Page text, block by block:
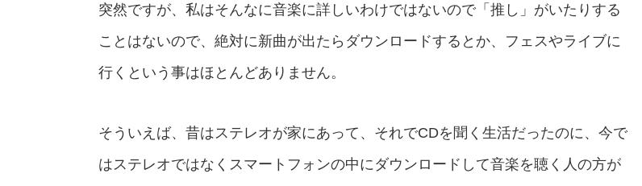
突然ですが、私はそんなに音楽に詳しいわけではないので「推し」がいたりする
ことはないので、絶対に新曲が出たらダウンロードするとか、フェスやライブに
行くという事はほとんどありません。
そういえば、昔はステレオが家にあって、それでCDを聞く生活だったのに、今で
はステレオではなくスマートフォンの中にダウンロードして音楽を聴く人の方が